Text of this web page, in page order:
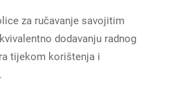
za ručavanje savojitim
dodavanju radnog
tijekom korištenja i